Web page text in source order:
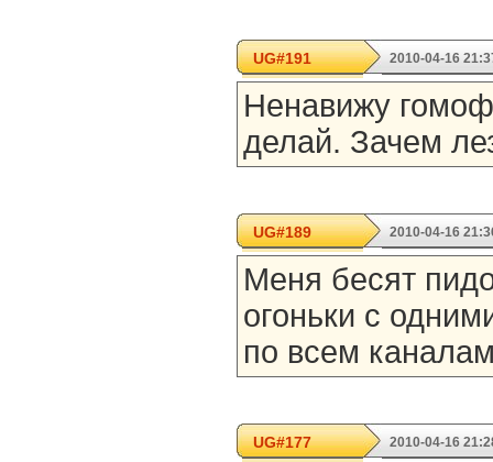
UG#191 2010-04-16
Ненавижу
делай. Зачем
UG#189 2010-04-16
Меня бесят
огоньки с
по всем
UG#177 2010-04-16